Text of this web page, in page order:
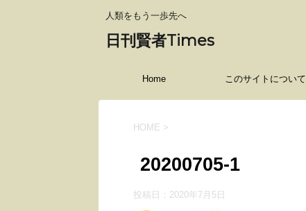
人類をもう一歩先へ
日刊賢者Times
Home このサイトについて
HOME >
20200705-1
投稿日： 2020年7月5日